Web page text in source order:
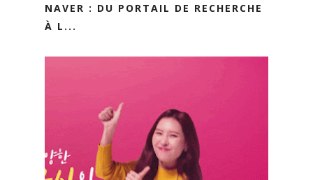
NAVER : DU PORTAIL DE RECHERCHE
À L...